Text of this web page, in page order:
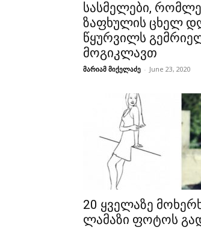
სასმელები,
ზაფხულის ცხელ
წყურვილს
მოგიკლავთ
მარიამ მიქელაძე - June 23, 2020
20 ყველაზე
ლამაზი ფოტოს